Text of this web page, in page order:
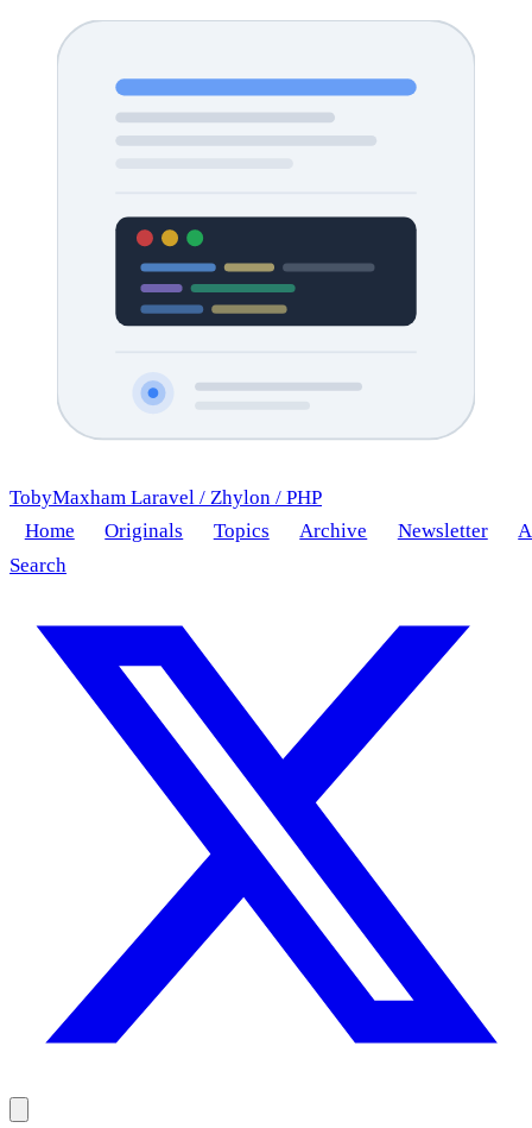
TobyMaxham Laravel / Zhylon / PHP
Home
Originals Topics Archive Newsletter
Search